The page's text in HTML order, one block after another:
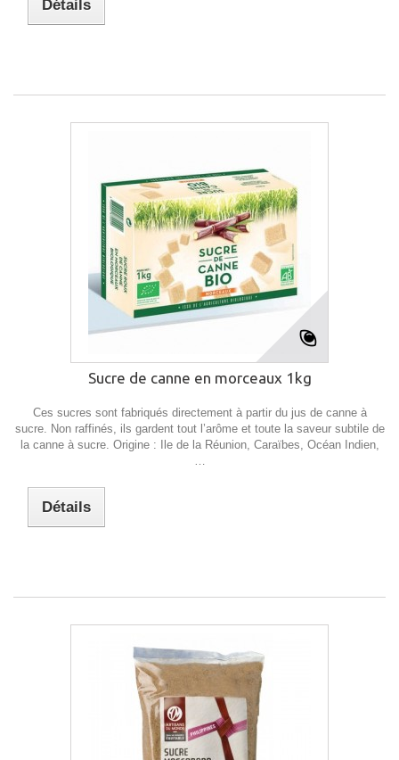
Détails
Sucre de canne en morceaux 1kg
Ces sucres sont fabriqués directement à partir du jus de canne à
sucre. Non raffinés, ils gardent tout l’arôme et toute la saveur subtile de
la canne à sucre. Origine : Ile de la Réunion, Caraïbes, Océan Indien,
…
Détails